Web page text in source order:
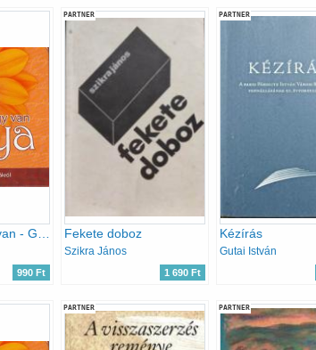
990 Ft
PARTNER
Fekete doboz
Szikra János
1 690 Ft
PARTNER
Kézírás
Gutai István
PARTNER PARTNER